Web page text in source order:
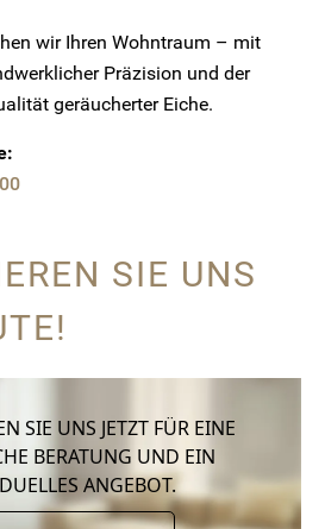
wir Ihren Wohntraum – mit
Präzision und der
geräucherter Eiche.
SIE UNS
SIE UNS JETZT FÜR EINE
BERATUNG UND EIN
ANGEBOT.